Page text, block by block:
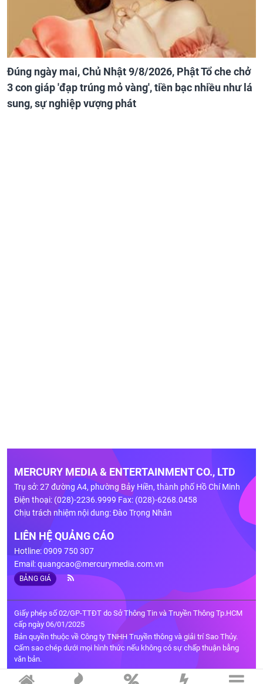
Đúng ngày mai, Chủ Nhật 9/8/2026, Phật Tổ che chở
3 con giáp 'đạp trúng mỏ vàng', tiền bạc nhiều như lá
sung, sự nghiệp vượng phát
MERCURY MEDIA & ENTERTAINMENT CO., LTD
Trụ sở: 27 đường A4, phường Bảy Hiền, thành phố Hồ Chí Minh
Điện thoại: (028)-2236.9999 Fax: (028)-6268.0458
Chịu trách nhiệm nội dung: Đào Trọng Nhân
LIÊN HỆ QUẢNG CÁO
Hotline: 0909 750 307
Email:quangcao@mercurymedia.com.vn
BẢNG GIÁ
Giấy phép số 02/GP-TTĐT do Sở Thông Tin và Truyền Thông Tp.HCM
cấp ngày 06/01/2025
Bản quyền thuộc về Công ty TNHH Truyền thông và giải trí Sao Thủy.
Cấm sao chép dưới mọi hình thức nếu không có sự chấp thuận bằng
văn bản.